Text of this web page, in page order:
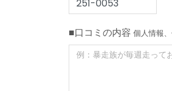
■口コミの内容 個人情報